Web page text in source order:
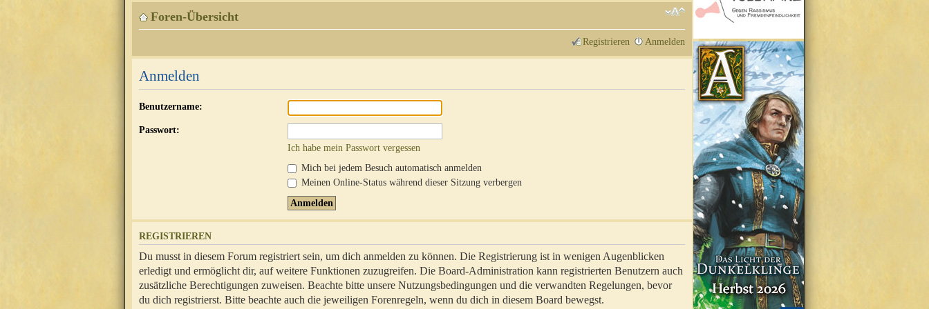
Foren-Übersicht
Registrieren Anmelden
Anmelden
Benutzername:
Passwort:
Ich habe mein Passwort vergessen
Mich bei jedem Besuch automatisch anmelden
Meinen Online-Status während dieser Sitzung verbergen
REGISTRIEREN
Du musst in diesem Forum registriert sein, um dich anmelden zu können. Die Registrierung ist in wenigen Augenblicken
erledigt und ermöglicht dir, auf weitere Funktionen zuzugreifen. Die Board-Administration kann registrierten Benutzern auch
zusätzliche Berechtigungen zuweisen. Beachte bitte unsere Nutzungsbedingungen und die verwandten Regelungen, bevor
du dich registrierst. Bitte beachte auch die jeweiligen Forenregeln, wenn du dich in diesem Board bewegst.